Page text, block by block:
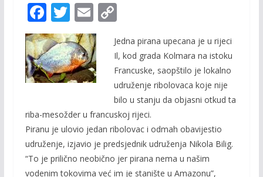
F
ac
e
b
o
o
k
T
w
itt
er
E
m
ai
l
C
o
p
y
Li
n
k
Jedna pirana upecana je u rijeci
Il, kod grada Kolmara na istoku
Francuske, saopštilo je lokalno
udruženje ribolovaca koje nije
bilo u stanju da objasni otkud ta
riba-mesožder u francuskoj rijeci.
Piranu je ulovio jedan ribolovac i odmah obavijestio
udruženje, izjavio je predsjednik udruženja Nikola Bilig.
“To je prilično neobično jer pirana nema u našim
vodenim tokovima već im je stanište u Amazonu”,